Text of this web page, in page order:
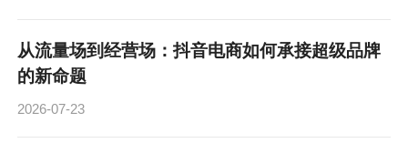
从流量场到经营场：抖音电商如何承接超级品牌
的新命题
2026-07-23